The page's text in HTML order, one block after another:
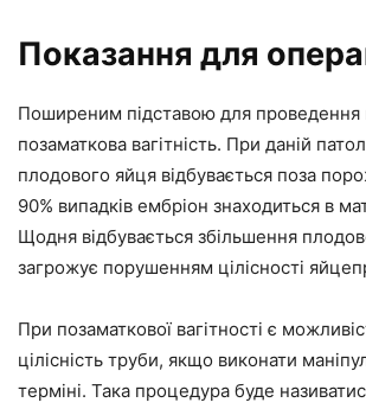
Показання для
Поширеним підставою для проведення
позаматкова вагітність. При даній
плодового яйця відбувається поза
90% випадків ембріон знаходиться в
Щодня відбувається збільшення
загрожує порушенням цілісності
При позаматкової вагітності є
цілісність труби, якщо виконати
терміні. Така процедура буде